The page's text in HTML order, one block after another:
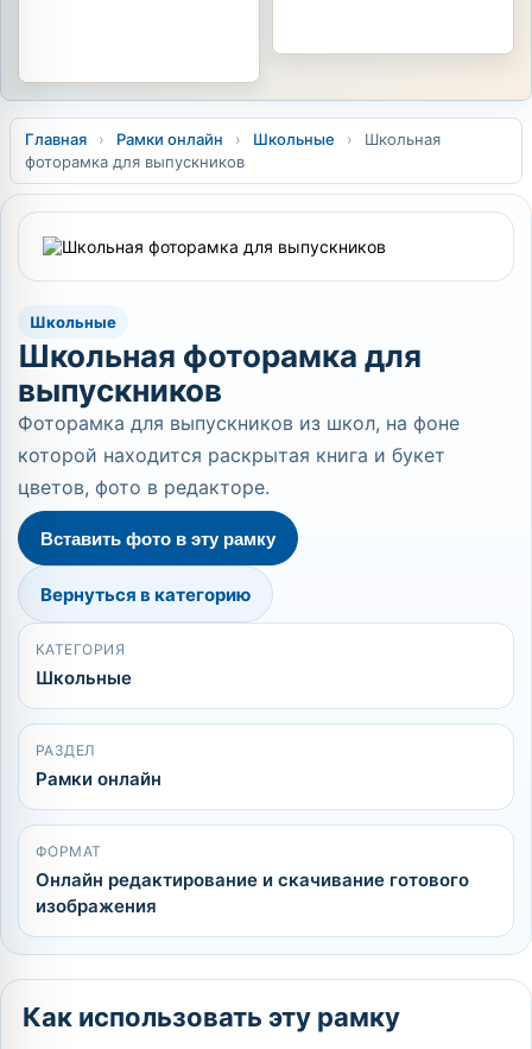
Главная › Рамки онлайн › Школьные ›
Школьная
фоторамка для выпускников
Школьные
Школьная фоторамка для
выпускников
Фоторамка для выпускников из школ, на фоне
которой находится раскрытая книга и букет
цветов, фото в редакторе.
Вставить фото в эту рамку
Вернуться в категорию
КАТЕГОРИЯ
Школьные
РАЗДЕЛ
Рамки онлайн
ФОРМАТ
Онлайн редактирование и скачивание готового
изображения
Как использовать эту рамку